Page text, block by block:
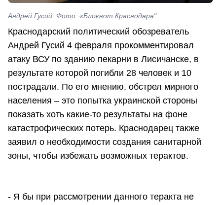
Андрей Гусий. Фото: «Блокнот Краснодара"
Краснодарский политический обозреватель
Андрей Гусий 4 февраля прокомментировал
атаку ВСУ по зданию пекарни в Лисичанске, в
результате которой погибли 28 человек и 10
пострадали. По его мнению, обстрел мирного
населения – это попытка украинской стороны
показать хоть какие-то результаты на фоне
катастрофических потерь. Краснодарец также
заявил о необходимости создания санитарной
зоны, чтобы избежать возможных терактов.
- Я бы при рассмотрении данного теракта не